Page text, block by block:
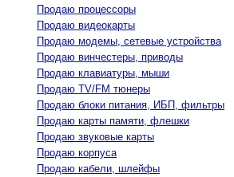
Продаю процессоры
Продаю видеокарты
Продаю модемы, сетевые устройства
Продаю винчестеры, приводы
Продаю клавиатуры, мыши
Продаю TV/FM тюнеры
Продаю блоки питания, ИБП, фильтры
Продаю карты памяти, флешки
Продаю звуковые карты
Продаю корпуса
Продаю кабели, шлейфы